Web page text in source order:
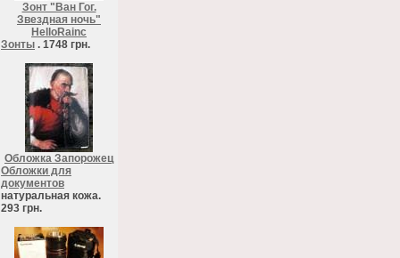
Зонт "Ван Гог.
Звездная ночь"
HelloRainc
Зонты . 1748 грн.
Обложка Запорожец
Обложки для
документов
натуральная кожа.
293 грн.